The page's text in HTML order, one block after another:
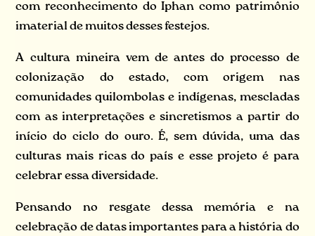
com reconhecimento do Iphan como patrimônio
imaterial de muitos desses festejos.
A cultura mineira vem de antes do processo de
colonização do estado, com origem nas
comunidades quilombolas e indígenas, mescladas
com as interpretações e sincretismos a partir do
início do ciclo do ouro. É, sem dúvida, uma das
culturas mais ricas do país e esse projeto é para
celebrar essa diversidade.
Pensando no resgate dessa memória e na
celebração de datas importantes para a história do